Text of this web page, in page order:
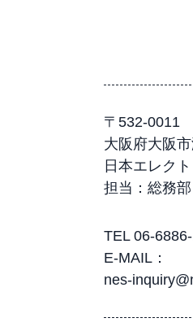
〒532-0011
大阪府大阪
日本エレク
担当：総務部
TEL 06-
E-MAIL：
nes-